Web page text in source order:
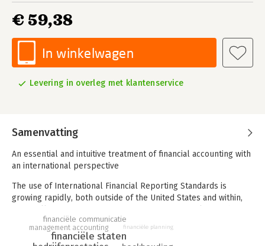
€ 59,38
In winkelwagen
Levering in overleg met klantenservice
Samenvatting
An essential and intuitive treatment of financial accounting with
an international perspective
The use of International Financial Reporting Standards is
growing rapidly, both outside of the United States and within,
newly updated fifth edition of Financial Accounting with
International Financial Reporting Standards, a team of
financiële staten
management accounting
financiële communicatie
financiële planning